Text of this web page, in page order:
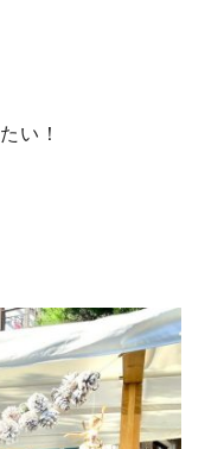
い！